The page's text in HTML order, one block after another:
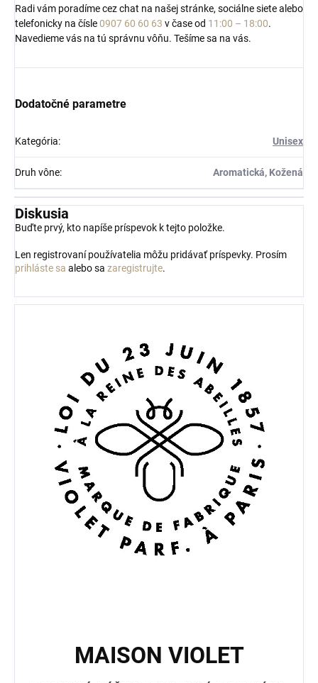
Radi vám poradíme cez chat na našej stránke, sociálne siete alebo
telefonicky na čísle0907 60 60 63 v čase od 11:00 – 18:00.
Navedieme vás na tú správnu vôňu. Tešíme sa na vás.
Dodatočné parametre
Kategória: Unisex
Druh vône: Aromatická, Kožená
Diskusia
Buďte prvý, kto napíše príspevok k tejto položke.
Len registrovaní používatelia môžu pridávať príspevky. Prosím
prihláste sa alebo sa zaregistrujte.
MAISON VIOLET